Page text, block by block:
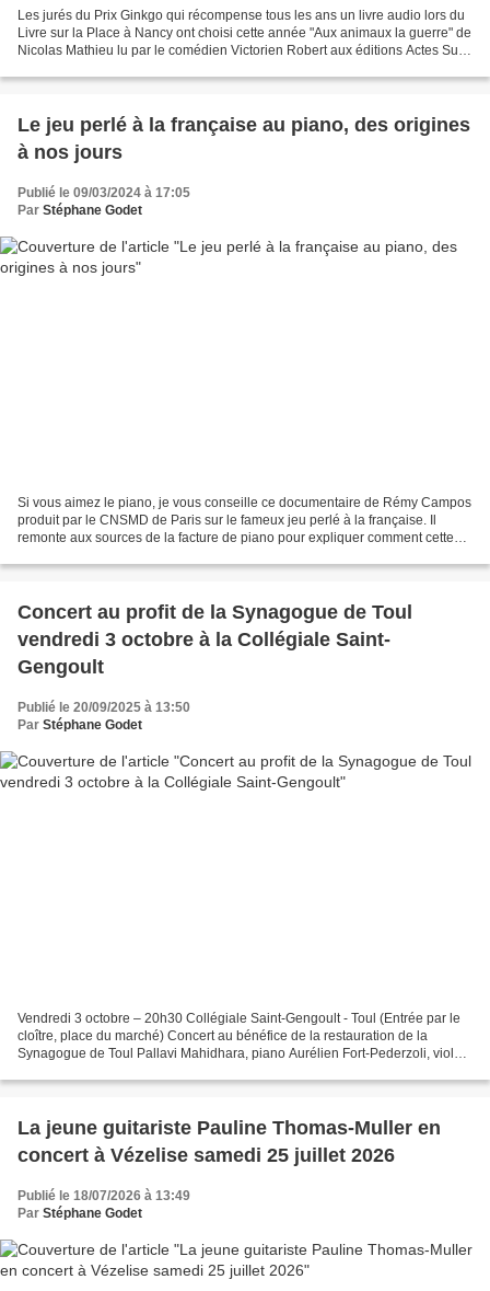
Les jurés du Prix Ginkgo qui récompense tous les ans un livre audio lors du
Livre sur la Place à Nancy ont choisi cette année "Aux animaux la guerre" de
Nicolas Mathieu lu par le comédien Victorien Robert aux éditions Actes Sud
Le jeu perlé à la française au piano, des origines
à nos jours
Publié le 09/03/2024 à 17:05
Par Stéphane Godet
Si vous aimez le piano, je vous conseille ce documentaire de Rémy Campos
produit par le CNSMD de Paris sur le fameux jeu perlé à la française. Il
remonte aux sources de la facture de piano pour expliquer comment cette
Concert au profit de la Synagogue de Toul
vendredi 3 octobre à la Collégiale Saint-
Gengoult
Publié le 20/09/2025 à 13:50
Par Stéphane Godet
Vendredi 3 octobre – 20h30 Collégiale Saint-Gengoult - Toul (Entrée par le
cloître, place du marché) Concert au bénéfice de la restauration de la
Synagogue de Toul Pallavi Mahidhara, piano Aurélien Fort-Pederzoli, violon
La jeune guitariste Pauline Thomas-Muller en
concert à Vézelise samedi 25 juillet 2026
Publié le 18/07/2026 à 13:49
Par Stéphane Godet